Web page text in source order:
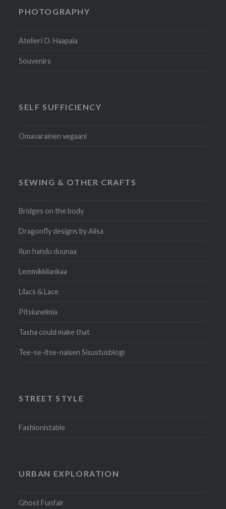
PHOTOGRAPHY
Atelieri O. Haapala
Souvenirs
SELF SUFFICIENCY
Omavarainen vegaani
SEWING & OTHER CRAFTS
Bridges on the body
Dragonfly designs by Alisa
Ilun handu duunaa
Lemmikkilankaa
Lilacs & Lace
Pitsiunelmia
Tasha could make that
Tee-se-itse-naisen Sisustusblogi
STREET STYLE
Fashionistable
URBAN EXPLORATION
Ghost Funfair